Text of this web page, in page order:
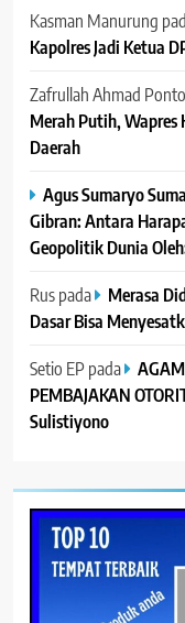
Kasman Manurung
Kapolres Jadi Ketua
Zafrullah Ahmad
Merah Putih, Wapres
Daerah
Agus Sumaryo
Gibran: Antara
Geopolitik Dunia
Ruspada
Merasa
Dasar Bisa
Setio EP pada
PEMBAJAKAN
Sulistiyono